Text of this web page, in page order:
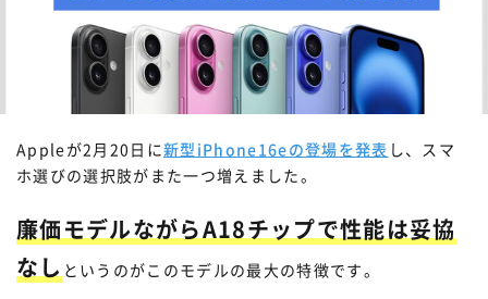
Appleが2月20日に新型iPhone16eの登場を発表 し、スマ
ホ選びの選択肢がまた一つ増えました。
廉価モデルながらA18チップで性能は妥協
なし というのがこのモデルの最大の特徴です。